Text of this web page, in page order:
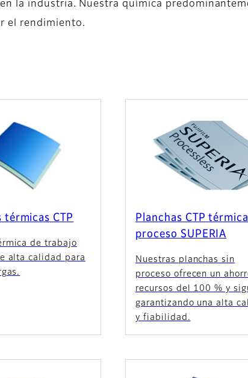
la industria. Nuestra química
el rendimiento.
térmicas CTP
de trabajo
alta calidad para
Planchas CTP
proceso SUPERIA
Nuestras planchas sin
proceso ofrecen un
recursos del 100 % y
garantizando una alta
y fiabilidad.